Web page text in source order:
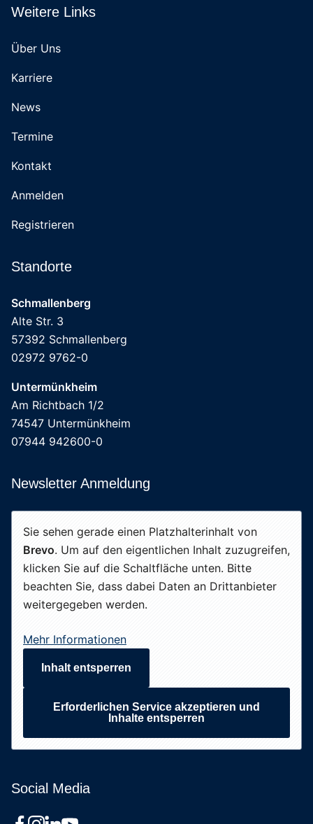
Weitere Links
Über Uns
Karriere
News
Termine
Kontakt
Anmelden
Registrieren
Standorte
Schmallenberg
Alte Str. 3
57392 Schmallenberg
02972 9762-0
Untermünkheim
Am Richtbach 1/2
74547 Untermünkheim
07944 942600-0
Newsletter Anmeldung
Sie sehen gerade einen Platzhalterinhalt von
Brevo. Um auf den eigentlichen Inhalt zuzugreifen,
klicken Sie auf die Schaltfläche unten. Bitte
beachten Sie, dass dabei Daten an Drittanbieter
weitergegeben werden.
Mehr Informationen
Inhalt entsperren
Erforderlichen Service akzeptieren und
Inhalte entsperren
Social Media